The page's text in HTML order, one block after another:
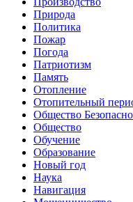
Природа
Политика
Пожар
Погода
Патриотизм
Память
Отопление
Отопительный
Общество
Общество
Обучение
Образование
Новый год
Наука
Навигация